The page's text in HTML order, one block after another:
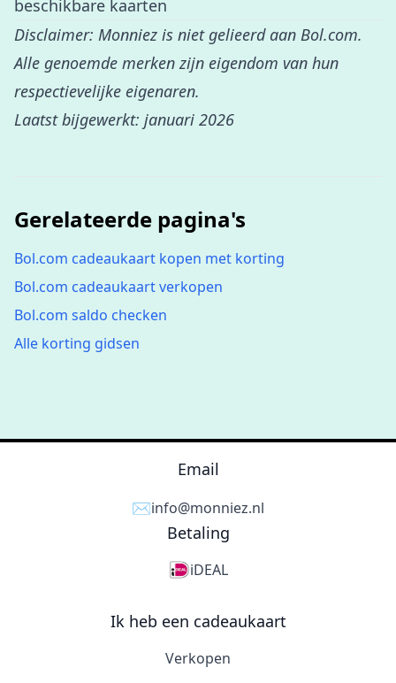
beschikbare kaarten
Disclaimer: Monniez is niet gelieerd aan Bol.com.
Alle genoemde merken zijn eigendom van hun
respectievelijke eigenaren.
Laatst bijgewerkt: januari 2026
Gerelateerde pagina's
Bol.com cadeaukaart kopen met korting
Bol.com cadeaukaart verkopen
Bol.com saldo checken
Alle korting gidsen
Email
✉️info@monniez.nl
Betaling
iDEAL
Ik heb een cadeaukaart
Verkopen